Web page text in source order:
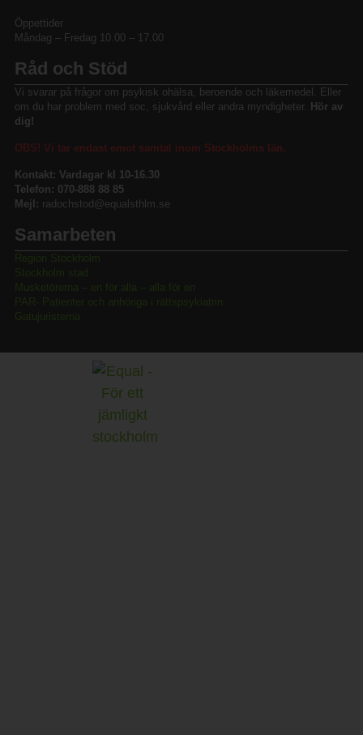
Öppettider
Måndag – Fredag 10.00 – 17.00
Råd och Stöd
Vi svarar på frågor om psykisk ohälsa, beroende och läkemedel. Eller
om du har problem med soc, sjukvård eller andra myndigheter.
Hör av
dig!
OBS! Vi tar endast emot samtal inom Stockholms län.
Kontakt: Vardagar kl 10-16.30
Telefon: 070-888 88 85
Mejl: radochstod@equalsthlm.se
Samarbeten
Region Stockholm
Stockholm stad
Musketörerna – en för alla – alla för en
PAR- Patienter och anhöriga i rättspsykiatrin
Gatujuristerna